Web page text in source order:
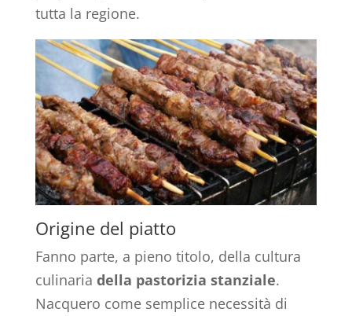
tutta la regione.
Origine del piatto
Fanno parte, a pieno titolo, della cultura
culinaria della pastorizia stanziale.
Nacquero come semplice necessità di